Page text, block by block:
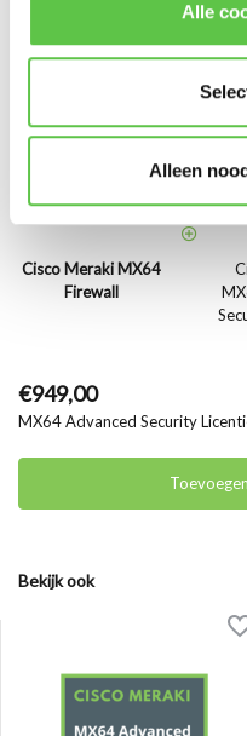
Alle
Alleen
Cisco Meraki MX64
Firewall
€949,00
MX64 Advanced Security
Bekijk ook